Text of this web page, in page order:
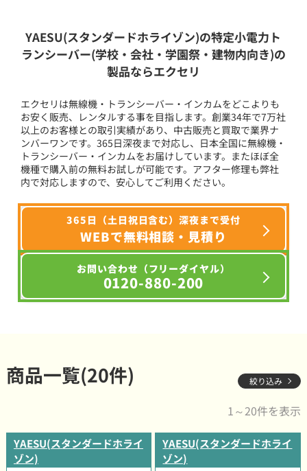
YAESU(スタンダードホライゾン)の特定小電力ト
ランシーバー(学校・会社・学園祭・建物内向き)の
製品ならエクセリ
エクセリは無線機・トランシーバー・インカムをどこよりも
お安く販売、レンタルする事を目指します。創業34年で7万社
以上のお客様との取引実績があり、中古販売と買取で業界ナ
ンバーワンです。365日深夜まで対応し、日本全国に無線機・
トランシーバー・インカムをお届けしています。またほぼ全
機種で購入前の無料お試しが可能です。アフター修理も弊社
内で対応しますので、安心してご利用ください。
365日（土日祝日含む）深夜まで受付
WEBで無料相談・見積り
お問い合わせ（フリーダイヤル）
0120-880-200
商品一覧(20件) 絞り込み
1～20件を表示
YAESU(スタンダードホライ
ゾン)
YAESU(スタンダードホライ
ゾン)